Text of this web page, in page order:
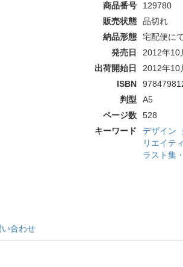
商品番号
129780
販売状態
品切れ
納品形態
宅配便に
発売日
2012年10
出荷開始日
2012年10
ISBN
判型
A5
ページ数
528
キーワード
デザイン
リエイテ
ラスト集
い合わせ